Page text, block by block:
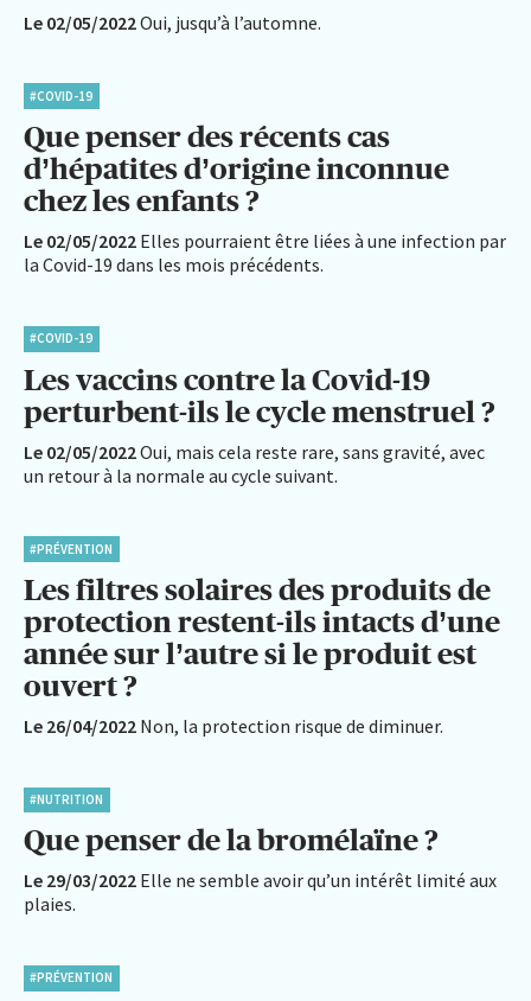
Le 02/05/2022Oui, jusqu’à l’automne.
#COVID-19
Que penser des récents cas
d’hépatites d’origine inconnue
chez les enfants ?
Le 02/05/2022 Elles pourraient être liées à une infection par
la Covid-19 dans les mois précédents.
#COVID-19
Les vaccins contre la Covid-19
perturbent-ils le cycle menstruel ?
Le 02/05/2022Oui, mais cela reste rare, sans gravité, avec
un retour à la normale au cycle suivant.
#PRÉVENTION
Les filtres solaires des produits de
protection restent-ils intacts d’une
année sur l’autre si le produit est
ouvert ?
Le 26/04/2022 Non, la protection risque de diminuer.
#NUTRITION
Que penser de la bromélaïne ?
Le 29/03/2022 Elle ne semble avoir qu’un intérêt limité aux
plaies.
#PRÉVENTION